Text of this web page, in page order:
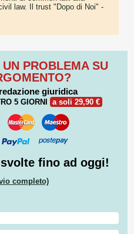
law. Il trust "Dopo di Noi" -
PROBLEMA SU
giuridica
5 GIORNI a soli 29,90 €
fino ad oggi!
completo)